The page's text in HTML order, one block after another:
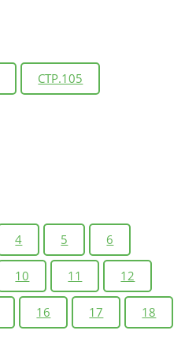
СТР.105
4 5 6
10 11 12
16 17 18